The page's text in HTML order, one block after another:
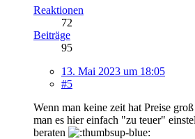
Reaktionen
72
Beiträge
95
13. Mai 2023 um 18:05
#5
Wenn man keine zeit hat Preise
man es hier einfach "zu teuer"
beraten